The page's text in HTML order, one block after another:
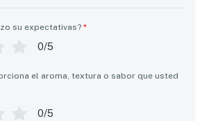
su expectativas? *
0/5
el aroma, textura o sabor que usted
0/5